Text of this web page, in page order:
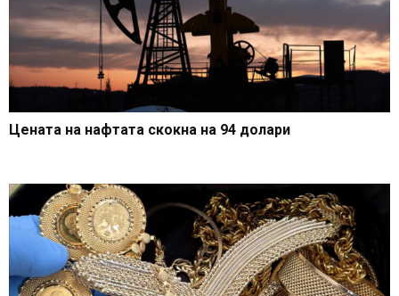
Цената на нафтата скокна на 94 долари